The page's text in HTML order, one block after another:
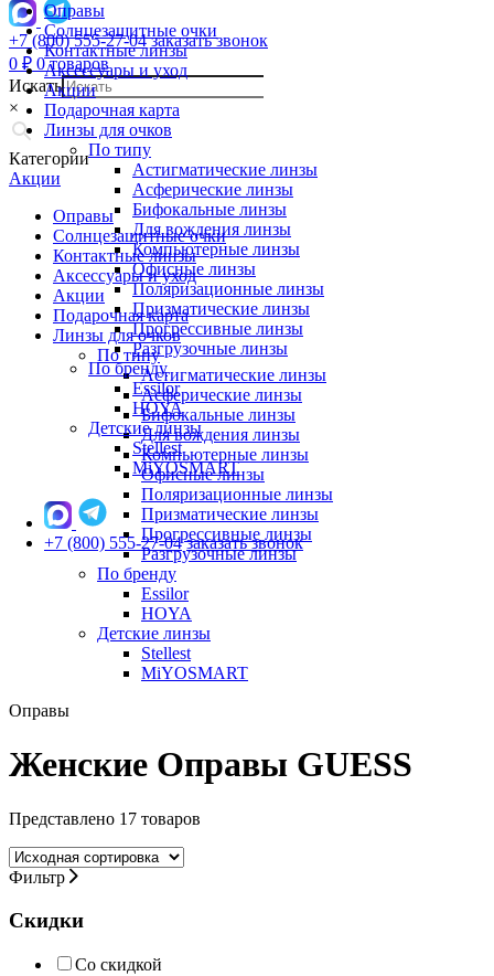
+7 (800) 555-27-04 заказать звонок
0 ₽ 0 товаров
Искать
×
Категории
Акции
Оправы
Солнцезащитные очки
Контактные линзы
Аксессуары и уход
Акции
Подарочная карта
Линзы для очков
По типу
Астигматические линзы
Асферические линзы
Бифокальные линзы
Для вождения линзы
Компьютерные линзы
Офисные линзы
Поляризационные линзы
Призматические линзы
Прогрессивные линзы
Разгрузочные линзы
По бренду
Essilor
HOYA
Детские линзы
Stellest
MiYOSMART
Оправы
Солнцезащитные очки
Контактные линзы
Аксессуары и уход
Акции
Подарочная карта
Линзы для очков
По типу
Астигматические линзы
Асферические линзы
Бифокальные линзы
Для вождения линзы
Компьютерные линзы
Офисные линзы
Поляризационные линзы
Призматические линзы
Прогрессивные линзы
Разгрузочные линзы
По бренду
Essilor
HOYA
Детские линзы
Stellest
MiYOSMART
+7 (800) 555-27-04 заказать звонок
Оправы
Женские Оправы GUESS
Представлено 17 товаров
Фильтр
Скидки
Со скидкой